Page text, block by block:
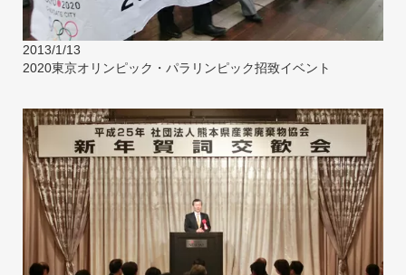
2013/1/13
2020東京オリンピック・パラリンピック招致イベント